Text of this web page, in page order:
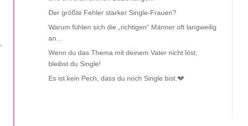
Der größte Fehler starker Single-Frauen?
Warum fühlen sich die „richtigen“ Männer oft langweilig
an…
Wenn du das Thema mit deinem Vater nicht löst,
bleibst du Single!
Es ist kein Pech, dass du noch Single bist.💔